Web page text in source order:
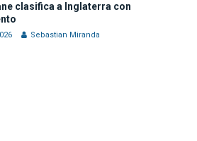
clasifica a Inglaterra con
Sebastian Miranda